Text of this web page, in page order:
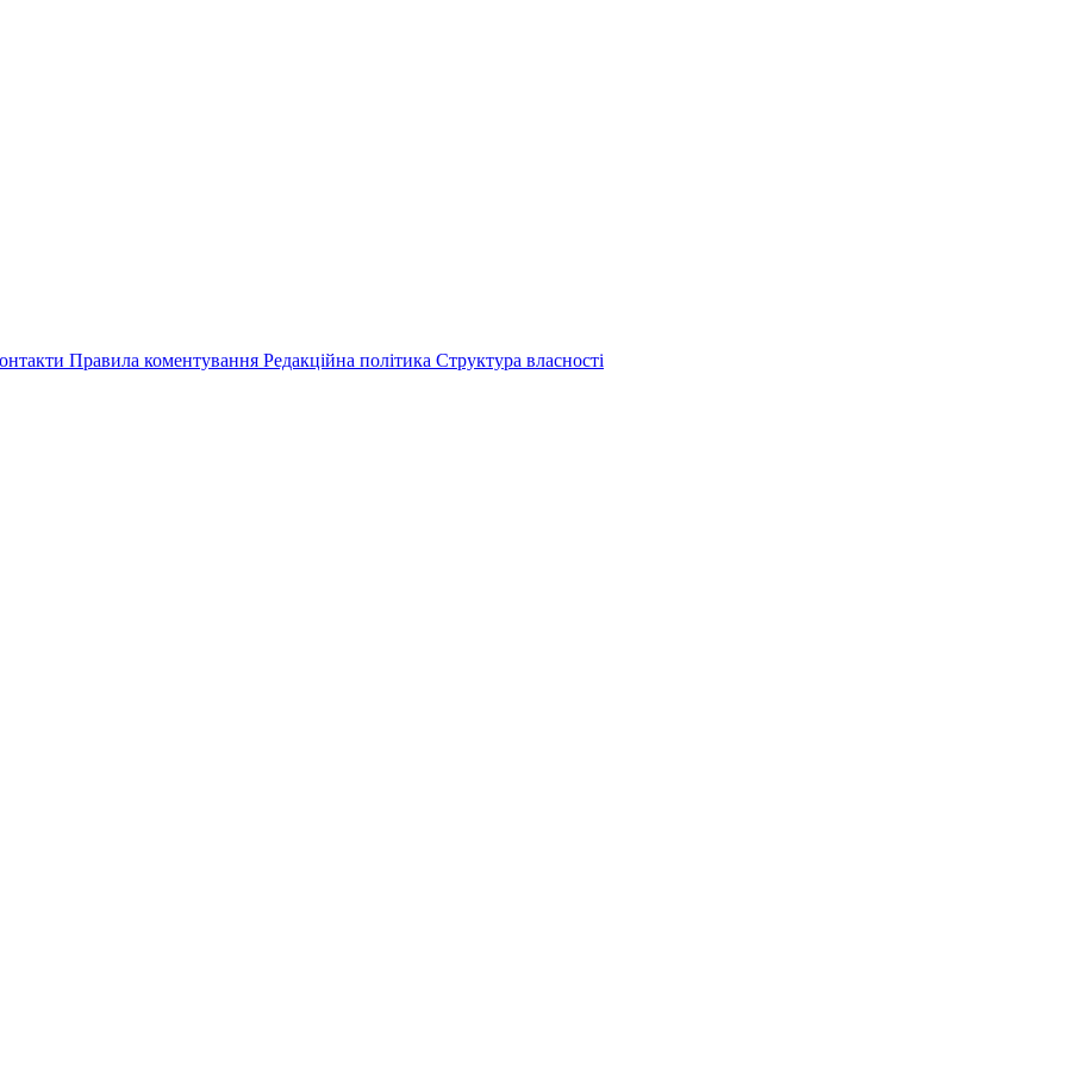
Правила коментування Редакційна політика Структура власності